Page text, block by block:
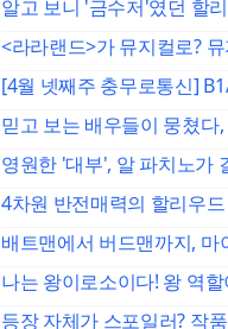
알고 보니 '금수저'였던 할
<라라랜드>가 뮤지컬로?
[4월 넷째주 충무로통신]
믿고 보는 배우들이 뭉쳤다
영원한 '대부', 알 파치노가
4차원 반전매력의 할리우
배트맨에서 버드맨까지, 마
나는 왕이로소이다! 왕 역
등장 자체가 스포일러? 작